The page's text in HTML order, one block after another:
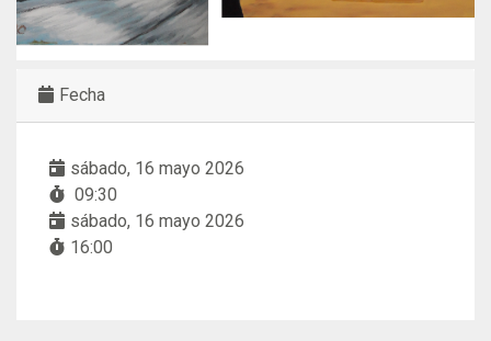
Fecha
sábado, 16 mayo 2026
09:30
sábado, 16 mayo 2026
16:00